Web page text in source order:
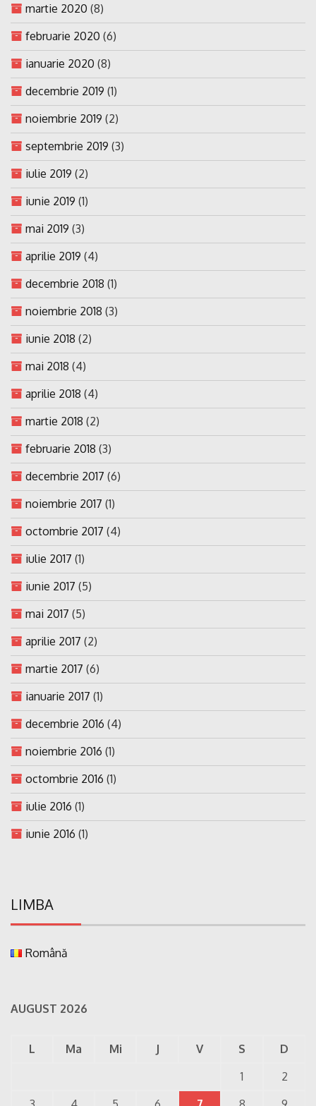
martie 2020 (8)
februarie 2020 (6)
ianuarie 2020 (8)
decembrie 2019 (1)
noiembrie 2019 (2)
septembrie 2019 (3)
iulie 2019 (2)
iunie 2019 (1)
mai 2019 (3)
aprilie 2019 (4)
decembrie 2018 (1)
noiembrie 2018 (3)
iunie 2018 (2)
mai 2018 (4)
aprilie 2018 (4)
martie 2018 (2)
februarie 2018 (3)
decembrie 2017 (6)
noiembrie 2017 (1)
octombrie 2017 (4)
iulie 2017 (1)
iunie 2017 (5)
mai 2017 (5)
aprilie 2017 (2)
martie 2017 (6)
ianuarie 2017 (1)
decembrie 2016 (4)
noiembrie 2016 (1)
octombrie 2016 (1)
iulie 2016 (1)
iunie 2016 (1)
LIMBA
Română
AUGUST 2026
L Ma Mi J V S
D
1
2